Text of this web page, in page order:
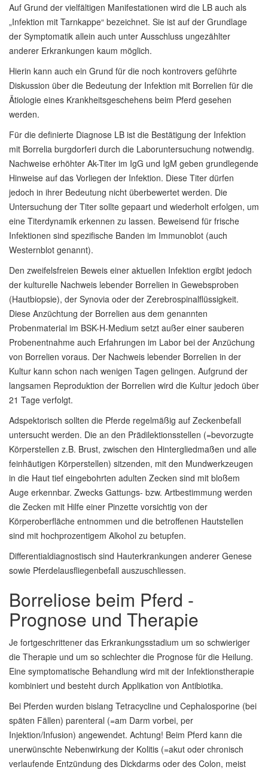
Auf Grund der vielfältigen Manifestationen wird die LB auch als
„Infektion mit Tarnkappe“ bezeichnet. Sie ist auf der Grundlage
der Symptomatik allein auch unter Ausschluss ungezählter
anderer Erkrankungen kaum möglich.
Hierin kann auch ein Grund für die noch kontrovers geführte
Diskussion über die Bedeutung der Infektion mit Borrelien für die
Ätiologie eines Krankheitsgeschehens beim Pferd gesehen
werden.
Für die definierte Diagnose LB ist die Bestätigung der Infektion
mit Borrelia burgdorferi durch die Laboruntersuchung notwendig.
Nachweise erhöhter Ak-Titer im IgG und IgM geben grundlegende
Hinweise auf das Vorliegen der Infektion. Diese Titer dürfen
jedoch in ihrer Bedeutung nicht überbewertet werden. Die
Untersuchung der Titer sollte gepaart und wiederholt erfolgen, um
eine Titerdynamik erkennen zu lassen. Beweisend für frische
Infektionen sind spezifische Banden im Immunoblot (auch
Westernblot genannt).
Den zweifelsfreien Beweis einer aktuellen Infektion ergibt jedoch
der kulturelle Nachweis lebender Borrelien in Gewebsproben
(Hautbiopsie), der Synovia oder der Zerebrospinalflüssigkeit.
Diese Anzüchtung der Borrelien aus dem genannten
Probenmaterial im BSK-H-Medium setzt außer einer sauberen
Probenentnahme auch Erfahrungen im Labor bei der Anzüchung
von Borrelien voraus. Der Nachweis lebender Borrelien in der
Kultur kann schon nach wenigen Tagen gelingen. Aufgrund der
langsamen Reproduktion der Borrelien wird die Kultur jedoch über
21 Tage verfolgt.
Adspektorisch sollten die Pferde regelmäßig auf Zeckenbefall
untersucht werden. Die an den Prädilektionsstellen (=bevorzugte
Körperstellen z.B. Brust, zwischen den Hintergliedmaßen und alle
feinhäutigen Körperstellen) sitzenden, mit den Mundwerkzeugen
in die Haut tief eingebohrten adulten Zecken sind mit bloßem
Auge erkennbar. Zwecks Gattungs- bzw. Artbestimmung werden
die Zecken mit Hilfe einer Pinzette vorsichtig von der
Körperoberfläche entnommen und die betroffenen Hautstellen
sind mit hochprozentigem Alkohol zu betupfen.
Differentialdiagnostisch sind Hauterkrankungen anderer Genese
sowie Pferdelausfliegenbefall auszuschliessen.
Borreliose beim Pferd -
Prognose und Therapie
Je fortgeschrittener das Erkrankungsstadium um so schwieriger
die Therapie und um so schlechter die Prognose für die Heilung.
Eine symptomatische Behandlung wird mit der Infektionstherapie
kombiniert und besteht durch Applikation von Antibiotika.
Bei Pferden wurden bislang Tetracycline und Cephalosporine (bei
späten Fällen) parenteral (=am Darm vorbei, per
Injektion/Infusion) angewendet. Achtung! Beim Pferd kann die
unerwünschte Nebenwirkung der Kolitis (=akut oder chronisch
verlaufende Entzündung des Dickdarms oder des Colon, meist